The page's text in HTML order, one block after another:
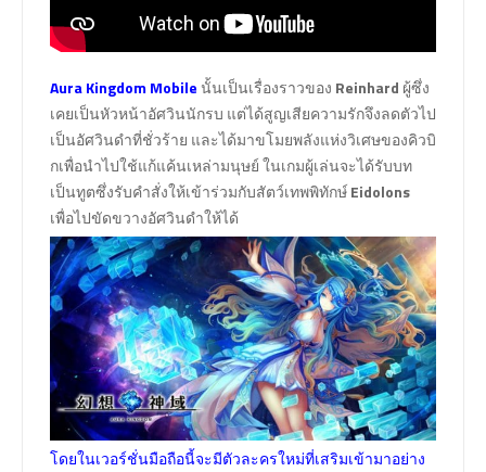
Aura Kingdom Mobileนั้นเป็นเรื่องราวของ Reinhard ผู้ซึ่ง
เคยเป็นหัวหน้าอัศวินนักรบ แต่ได้สูญเสียความรักจึงลดตัวไป
เป็นอัศวินดำที่ชั่วร้าย และได้มาขโมยพลังแห่งวิเศษของคิวบิ
กเพื่อนำไปใช้แก้แค้นเหล่ามนุษย์ ในเกมผู้เล่นจะได้รับบท
เป็นทูตซึ่งรับคำสั่งให้เข้าร่วมกับสัตว์เทพพิทักษ์Eidolons
เพื่อไปขัดขวางอัศวินดำให้ได้
โดยในเวอร์ชั่นมือถือนี้จะมีตัวละครใหม่ที่เสริมเข้ามาอย่าง